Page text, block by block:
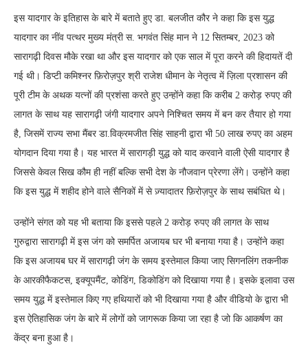
इस यादगार के इतिहास के बारे में बताते हुए डा. बलजीत कौर ने कहा कि इस युद्ध
यादगार का नींव पत्थर मुख्य मंत्री स. भगवंत सिंह मान ने 12 सितम्बर, 2023 को
सारागढ़ी दिवस मौके रखा था और इस यादगार को एक साल में पूरा करने की हिदायतें दी
गई थी। डिप्टी कमिश्नर फ़िरोज़पुर श्री राजेश धीमान के नेतृत्व में ज़िला प्रशासन की
पूरी टीम के अथक यत्नों की प्रशंसा करते हुए उन्होंने कहा कि करीब 2 करोड़ रुपए की
लागत के साथ यह सारागढ़ी जंगी यादगार अपने निश्चित समय में बन कर तैयार हो गया
है, जिसमें राज्य सभा मैंबर डा.विक्रमजीत सिंह साहनी द्वारा भी 50 लाख रुपए का अहम
योगदान दिया गया है। यह भारत में सारागड़ी युद्ध को याद करवाने वाली ऐसी यादगार है
जिससे केवल सिख कौम ही नहीं बल्कि सभी देश के नौजवान प्रेरणा लेंगे। उन्होंने कहा
कि इस युद्ध में शहीद होने वाले सैनिकों में से ज़्यादातर फ़िरोज़पुर के साथ सबंधित थे।
उन्होंने संगत को यह भी बताया कि इससे पहले 2 करोड़ रुपए की लागत के साथ
गुरुद्वारा सारागढ़ी में इस जंग को समर्पित अजायब घर भी बनाया गया है। उन्होंने कहा
कि इस अजायब घर में सारागढ़ी जंग के समय इस्तेमाल किया जाए सिगनलिंग तकनीक
के आरकीफैकटस, इक्यूपमैंट, कोडिंग, डिकोडिंग को दिखाया गया है। इसके इलावा उस
समय युद्ध में इस्तेमाल किए गए हथियारों को भी दिखाया गया है और वीडियो के द्वारा भी
इस ऐतिहासिक जंग के बारे में लोगों को जागरूक किया जा रहा है जो कि आकर्षण का
केंद्र बना हुआ है।